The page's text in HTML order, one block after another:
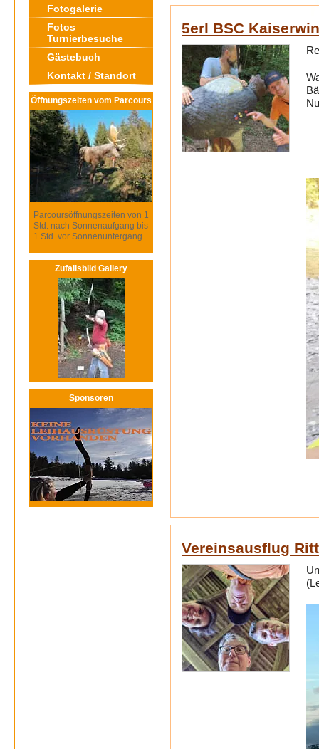
Fotogalerie
Fotos
Turnierbesuche
Gästebuch
Kontakt / Standort
Öffnungszeiten vom Parcours
Parcoursöffnungszeiten von 1
Std. nach Sonnenaufgang bis
1 Std. vor Sonnenuntergang.
Zufallsbild Gallery
Sponsoren
5erl BSC
Vereinsausflug